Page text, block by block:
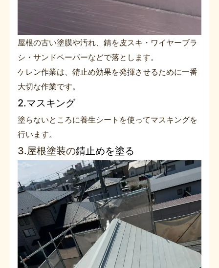
屋根の古い塗膜や汚れ、錆を皮スキ・ワイヤーブラ
シ・サンドペーパーなどで落とします。
ケレン作業は、錆止め効果を発揮させるために一番
大切な作業です。
2.マスキング
塗らないところに養生シートを使ってマスキングを
行います。
3.屋根塗装の錆止めを塗る